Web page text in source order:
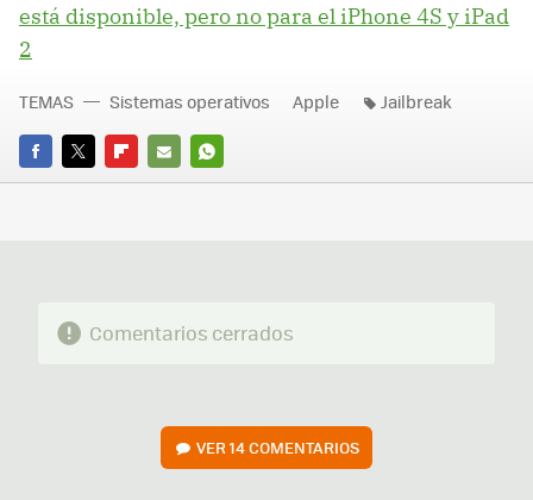
está disponible, pero no para el iPhone 4S y iPad
2
FACEBOOK
TWITTERFLIPBOARD
E-
WHATSAPP
TEMAS Sistemas operativos Apple Jailbreak
Comentarios cerrados
VER14 COMENTARIOS